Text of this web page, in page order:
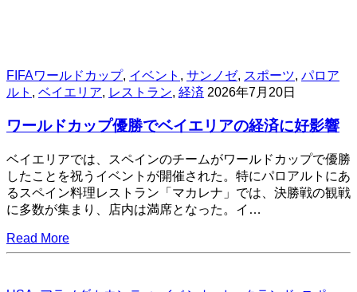
FIFAワールドカップ, イベント , サンノゼ, スポーツ, パロア
ルト , ベイエリア, レストラン, 経済 2026年7月20日
ワールドカップ優勝でベイエリアの経済に好影響
ベイエリアでは、スペインのチームがワールドカップで優勝
したことを祝うイベントが開催された。特にパロアルトにあ
るスペイン料理レストラン「マカレナ」では、決勝戦の観戦
に多数が集まり、店内は満席となった。イ…
Read More